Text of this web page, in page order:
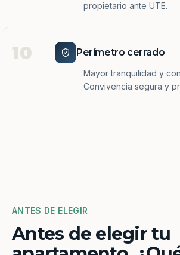
propietario ante UTE.
10 Perímetro cerrado
Mayor tranquilidad y
Convivencia segura y
ANTES DE ELEGIR
Antes de elegir tu